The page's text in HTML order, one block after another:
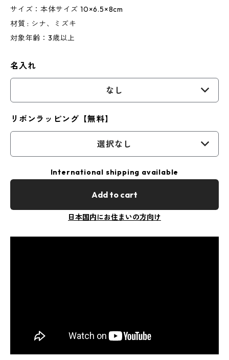
サイズ：本体サイズ 10×6.5×8cm
材質 : シナ、ミズキ
対象年齢：3歳以上
名入れ
なし
リボンラッピング【無料】
選択なし
International shipping available
Add to cart
日本国内にお住まいの方向け